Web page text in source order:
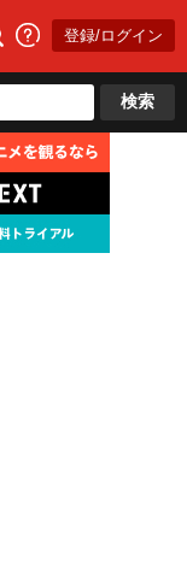
登録/ログイン
検索